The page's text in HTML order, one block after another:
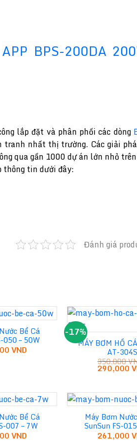
APP BPS-200DA
lắp đặt và phân phối các dòng
nhất thị trường. Các giải
qua gần 1000 dự án lớn nhỏ
thông tin dưới đây:
Đánh giá
Bể Cá
050 – 50W
VND
-17%
MÁY BƠM HỒ
AT-304S
350,000
Giá
gốc
290,000
Bể Cá
007 – 7W
VND
Máy Bơm
SunSun FS-
261,000